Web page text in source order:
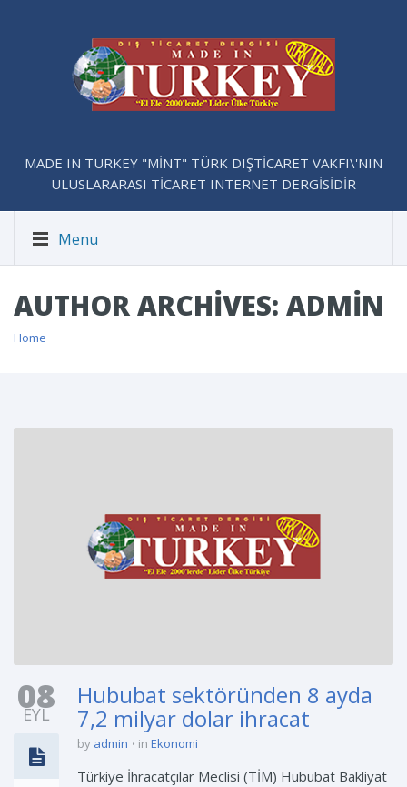
MADE IN TURKEY "MİNT" TÜRK DIŞTİCARET VAKFI\'NIN
ULUSLARARASI TİCARET INTERNET DERGİSİDİR
Menu
AUTHOR ARCHIVES: ADMIN
Home
08
EYL
Hububat sektöründen 8 ayda
7,2 milyar dolar ihracat
by admin in Ekonomi
Türkiye İhracatçılar Meclisi (TİM) Hububat Bakliyat